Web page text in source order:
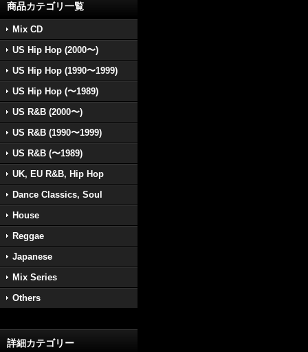
商品カテゴリ一覧
Mix CD
US Hip Hop (2000〜)
US Hip Hop (1990〜1999)
US Hip Hop (〜1989)
US R&B (2000〜)
US R&B (1990〜1999)
US R&B (〜1989)
UK, EU R&B, Hip Hop
Dance Classics, Soul
House
Reggae
Japanese
Mix Series
Others
詳細カテゴリー